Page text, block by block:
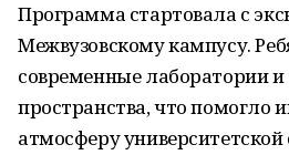
Программа стартовала с
Межвузовскому кампусу.
современные лаборатории и
пространства, что помогло
атмосферу